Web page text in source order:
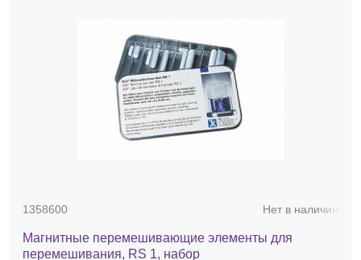
1358600 Нет в наличии
Магнитные перемешивающие элементы для
перемешивания, RS 1, набор